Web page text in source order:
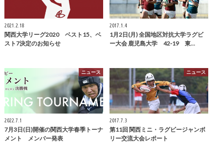
2021.2.18
関西大学リーグ2020 ベスト15、ベ
スト7決定のお知らせ
2017.1.4
1月2日(月) 全国地区対抗大学ラグビ
ー大会 鹿児島大学 42-19 東…
ニュース
2022.7.1
7月3日(日)開催の関西大学春季トーナ
メント メンバー発表
ニュース
2017.7.3
第11回 関西ミニ・ラグビージャンボ
リー交流大会レポート